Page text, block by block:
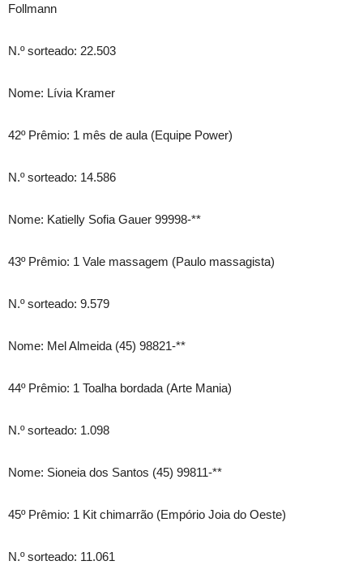
Follmann
N.º sorteado: 22.503
Nome: Lívia Kramer
42º Prêmio: 1 mês de aula (Equipe Power)
N.º sorteado: 14.586
Nome: Katielly Sofia Gauer 99998-**
43º Prêmio: 1 Vale massagem (Paulo massagista)
N.º sorteado: 9.579
Nome: Mel Almeida (45) 98821-**
44º Prêmio: 1 Toalha bordada (Arte Mania)
N.º sorteado: 1.098
Nome: Sioneia dos Santos (45) 99811-**
45º Prêmio: 1 Kit chimarrão (Empório Joia do Oeste)
N.º sorteado: 11.061